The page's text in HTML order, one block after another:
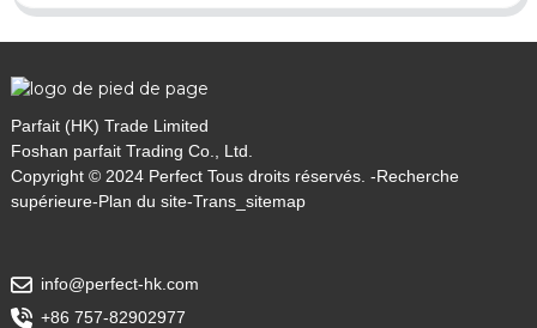
Parfait (HK) Trade Limited
Foshan parfait Trading Co., Ltd.
Copyright © 2024 Perfect Tous droits réservés. -Recherche
supérieure-Plan du site-Trans_sitemap
info@perfect-hk.com
+86 757-82902977